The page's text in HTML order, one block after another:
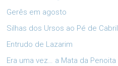
Gerês em agosto
Silhas dos Ursos ao Pé de Cabril
Entrudo de Lazarim
Era uma vez… a Mata da Penoita